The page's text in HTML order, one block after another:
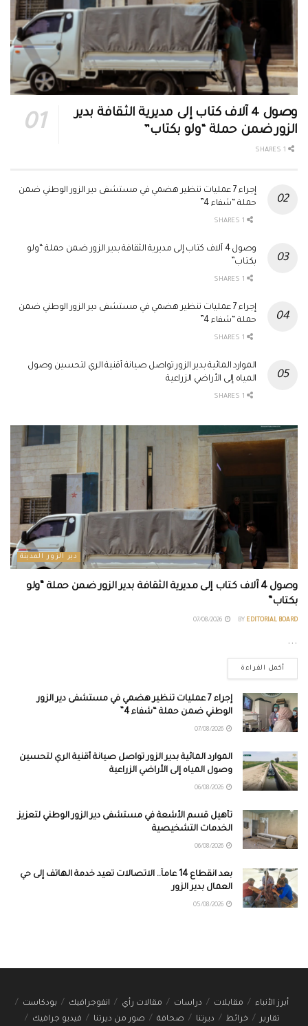
وصول 4 آلاف كتاب إلى مديرية الثقافة بدير
الزور ضمن حملة “ولو بكتاب”
إجراء 7 عمليات تنظير هضمي في مستشفى دير الزور الوطني ضمن
حملة “شفاء 4”
وصول 4 آلاف كتاب إلى مديرية الثقافة بدير الزور ضمن حملة “ولو
بكتاب”
إجراء 7 عمليات تنظير هضمي في مستشفى دير الزور الوطني ضمن
حملة “شفاء 4”
الموارد المائية بدير الزور تواصل صيانة أقنية الري لتحسين وصول
المياه إلى الأراضي الزراعية
دير الزور المدينة
وصول 4 آلاف كتاب إلى مديرية الثقافة بدير الزور ضمن حملة “ولو
بكتاب”
BY EDITORIAL BOARD
...
أكمل القراءة
إجراء 7 عمليات تنظير هضمي في مستشفى دير الزور
الوطني ضمن حملة “شفاء 4”
الموارد المائية بدير الزور تواصل صيانة أقنية الري لتحسين
وصول المياه إلى الأراضي الزراعية
تأهيل قسم الأشعة في مستشفى دير الزور الوطني لتعزيز
الخدمات التشخيصية
بعد انقطاع 14 عاماً.. الاتصالات تعيد خدمة الهاتف إلى حي
العمال بدير الزور
أبرز الأنباء مقابلات دراسات مقالات رأي انفوجرافيك
بودكاست
تقارير
خرائط ديرتنا صحافة صور من ديرتنا فيديو جرافيك